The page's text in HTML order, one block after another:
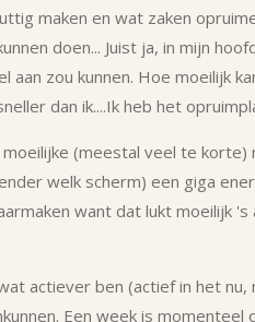
maken en wat zaken
doen... Juist ja, in mijn
zou kunnen. Hoe moeilijk
dan ik....Ik heb het
(meestal veel te korte)
welk scherm) een giga
want dat lukt moeilijk 's
actiever ben (actief in het
Een week is